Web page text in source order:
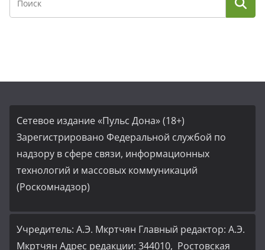
Сетевое издание «Пульс Дона» (18+)
Зарегистрировано Федеральной службой по
надзору в сфере связи, информационных
технологий и массовых коммуникаций
(Роскомнадзор)
Учредитель: А.Э. Мкртчян Главный редактор: А.Э.
Мкртчян Адрес редакции: 344010, Ростовская